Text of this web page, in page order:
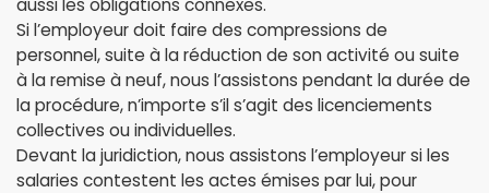
Si l’employeur doit faire des compressions de
personnel, suite à la réduction de son activité ou suite
à la remise à neuf, nous l’assistons pendant la durée de
la procédure, n’importe s’il s’agit des licenciements
collectives ou individuelles.
Devant la juridiction, nous assistons l’employeur si les
salaries contestent les actes émises par lui, pour